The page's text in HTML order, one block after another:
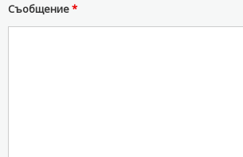
Съобщение*